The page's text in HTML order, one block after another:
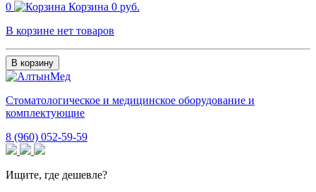
0 Корзина 0 руб.
В корзине нет товаров
В корзину
Стоматологическое и медицинское оборудование и
комплектующие
8 (960) 052-59-59
Ищите, где дешевле?